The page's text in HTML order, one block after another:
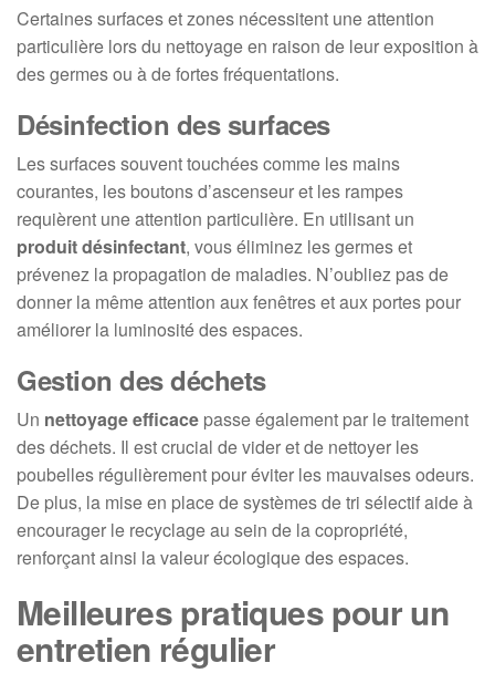
Certaines surfaces et zones nécessitent une attention
particulière lors du nettoyage en raison de leur exposition à
des germes ou à de fortes fréquentations.
Désinfection des surfaces
Les surfaces souvent touchées comme les mains
courantes, les boutons d’ascenseur et les rampes
requièrent une attention particulière. En utilisant un
produit désinfectant, vous éliminez les germes et
prévenez la propagation de maladies. N’oubliez pas de
donner la même attention aux fenêtres et aux portes pour
améliorer la luminosité des espaces.
Gestion des déchets
Un nettoyage efficace passe également par le traitement
des déchets. Il est crucial de vider et de nettoyer les
poubelles régulièrement pour éviter les mauvaises odeurs.
De plus, la mise en place de systèmes de tri sélectif aide à
encourager le recyclage au sein de la copropriété,
renforçant ainsi la valeur écologique des espaces.
Meilleures pratiques pour un
entretien régulier